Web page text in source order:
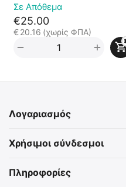
Σε Απόθεμα
€25.00
€ 20.16 (χωρίς ΦΠΑ)
+
−
Λογαριασμός
Χρήσιμοι σύνδεσμοι
Πληροφορίες